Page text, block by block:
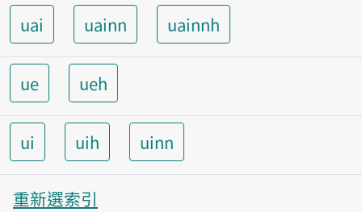
uai uainn uainnh
ue ueh
ui uih uinn
重新選索引